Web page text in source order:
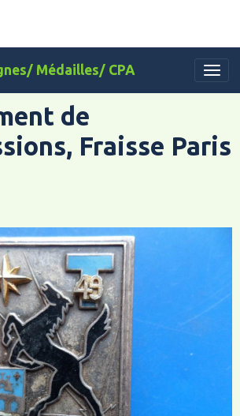
Médailles/ CPA
de
Fraisse Paris